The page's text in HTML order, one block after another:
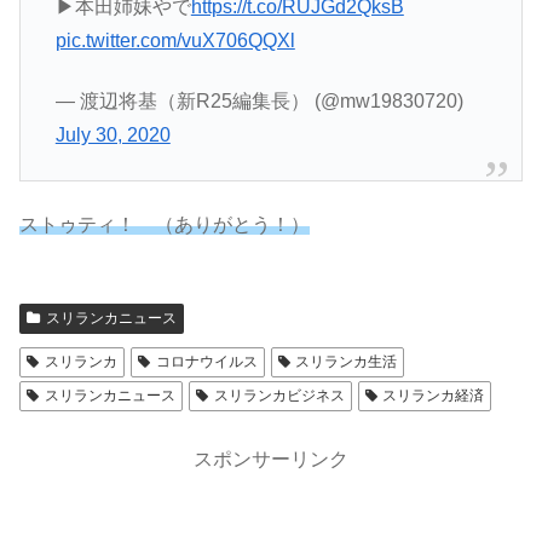
▶本田姉妹やでhttps://t.co/RUJGd2QksB
pic.twitter.com/vuX706QQXl
— 渡辺将基（新R25編集長） (@mw19830720)
July 30, 2020
ストゥティ！ （ありがとう！）
スリランカニュース
スリランカ コロナウイルス
スリランカ生活
スリランカニュース
スリランカビジネス スリランカ経済
スポンサーリンク